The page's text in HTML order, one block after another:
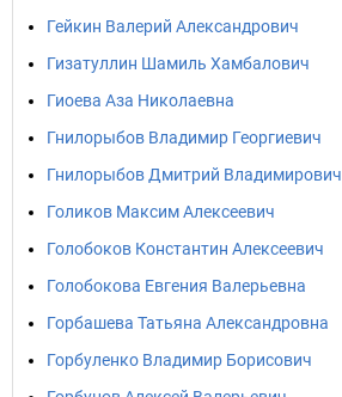
Гейкин Валерий Александрович
Гизатуллин Шамиль Хамбалович
Гиоева Аза Николаевна
Гнилорыбов Владимир Георгиевич
Гнилорыбов Дмитрий Владимирович
Голиков Максим Алексеевич
Голобоков Константин Алексеевич
Голобокова Евгения Валерьевна
Горбашева Татьяна Александровна
Горбуленко Владимир Борисович